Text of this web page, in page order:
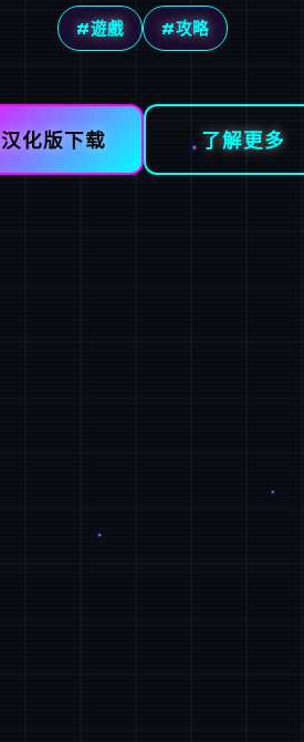
#遊戲 #攻略
汉化版下载 了解更多